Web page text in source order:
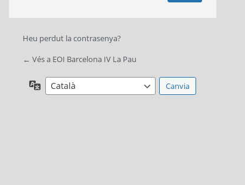
Heu perdut la contrasenya?
← Vés a EOI Barcelona IV La Pau
Idioma